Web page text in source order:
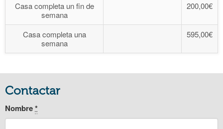
Casa completa un fin de
semana
200,00€
Casa completa una
semana
595,00€
Contactar
Nombre*